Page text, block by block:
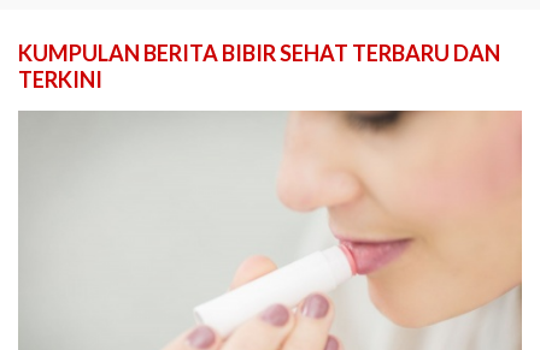
KUMPULAN BERITA BIBIR SEHAT TERBARU DAN
TERKINI